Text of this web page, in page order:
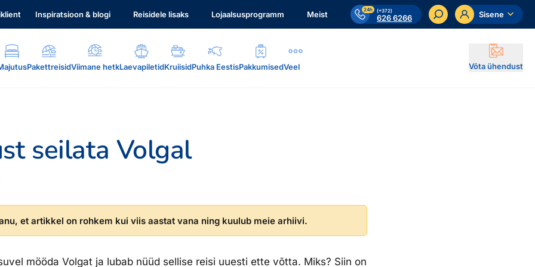
Inspiratsioon & blogi Reisidele lisaks Lojaalsusprogramm Meist 24h (+372)
626 6266 Sisene
PakettreisidViimane hetkLaevapiletidKruiisidPuhka EestisPakkumisedVeel Võta ühendust
seilata Volgal
et artikkel on rohkem kui viis aastat vana ning kuulub meie arhiivi.
mööda Volgat ja lubab nüüd sellise reisi uuesti ette võtta. Miks? Siin on